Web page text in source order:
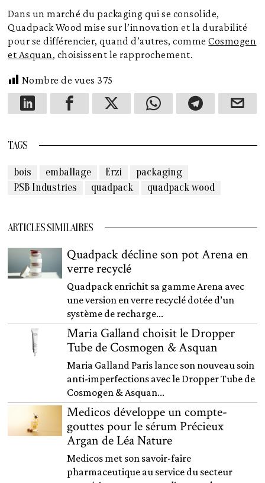
Dans un marché du packaging qui se consolide,
Quadpack Wood mise sur l’innovation et la durabilité
pour se différencier, quand d’autres, commeCosmogen
et Asquan , choisissent le rapprochement.
Nombre de vues 375
TAGS
bois emballage Erzi
packaging
PSB Industries
quadpack quadpack wood
ARTICLES SIMILAIRES
Quadpack décline son pot Arena en
verre recyclé
Quadpack enrichit sa gamme Arena avec
une version en verre recyclé dotée d’un
système de recharge...
Maria Galland choisit le Dropper
Tube de Cosmogen & Asquan
Maria Galland Paris lance son nouveau soin
anti-imperfections avec le Dropper Tube de
Cosmogen & Asquan...
Medicos développe un compte-
gouttes pour le sérum Précieux
Argan de Léa Nature
Medicos met son savoir-faire
pharmaceutique au service du secteur